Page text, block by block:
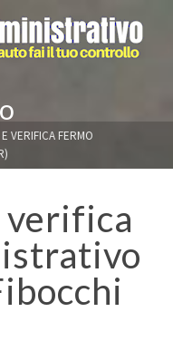
VERIFICA FERMO
verifica